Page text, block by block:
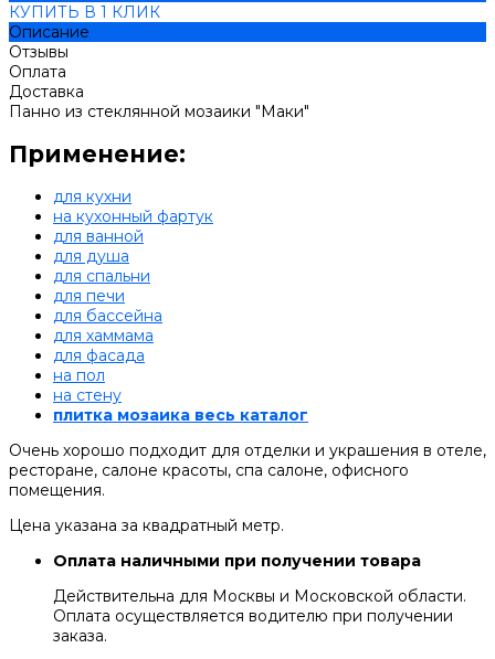
КУПИТЬ В 1 КЛИК
Описание
Отзывы
Оплата
Доставка
Панно из стеклянной мозаики "Маки"
Применение:
для кухни
на кухонный фартук
для ванной
для душа
для спальни
для печи
для бассейна
для хаммама
для фасада
на пол
на стену
плитка мозаика весь каталог
Очень хорошо подходит для отделки и украшения в отеле,
ресторане, салоне красоты, спа салоне, офисного
помещения.
Цена указана за квадратный метр.
Оплата наличными при получении товара
Действительна для Москвы и Московской области.
Оплата осуществляется водителю при получении
заказа.